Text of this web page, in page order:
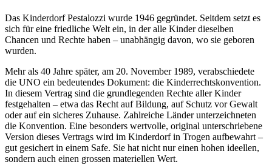
Das Kinderdorf Pestalozzi wurde 1946 gegründet. Seitdem setzt es
sich für eine friedliche Welt ein, in der alle Kinder dieselben
Chancen und Rechte haben – unabhängig davon, wo sie geboren
wurden.
Mehr als 40 Jahre später, am 20. November 1989, verabschiedete
die UNO ein bedeutendes Dokument: die Kinderrechtskonvention.
In diesem Vertrag sind die grundlegenden Rechte aller Kinder
festgehalten – etwa das Recht auf Bildung, auf Schutz vor Gewalt
oder auf ein sicheres Zuhause. Zahlreiche Länder unterzeichneten
die Konvention. Eine besonders wertvolle, original unterschriebene
Version dieses Vertrags wird im Kinderdorf in Trogen aufbewahrt –
gut gesichert in einem Safe. Sie hat nicht nur einen hohen ideellen,
sondern auch einen grossen materiellen Wert.